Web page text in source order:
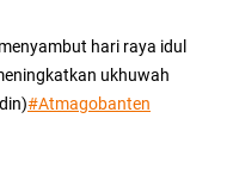
hari raya idul
ukhuwah
#Atmagobanten